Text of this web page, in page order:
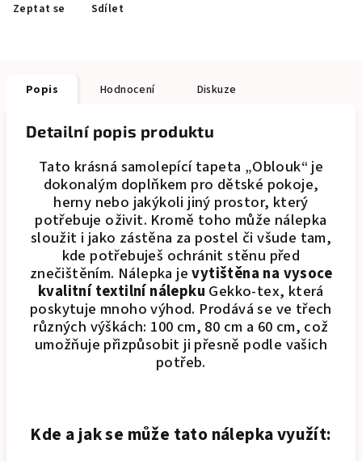
Zeptat se Sdílet
Popis Hodnocení Diskuze
Detailní popis produktu
Tato krásná samolepící tapeta „Oblouk“ je
dokonalým doplňkem pro dětské pokoje,
herny nebo jakýkoli jiný prostor, který
potřebuje oživit. Kromě toho může nálepka
sloužit i jako zástěna za postel či všude tam,
kde potřebuješ ochránit stěnu před
znečištěním. Nálepka jevytištěna na vysoce
kvalitní textilní nálepku Gekko-tex, která
poskytuje mnoho výhod. Prodává se ve třech
různých výškách: 100 cm, 80 cm a 60 cm, což
umožňuje přizpůsobit ji přesně podle vašich
potřeb.
Kde a jak se může tato nálepka využít: